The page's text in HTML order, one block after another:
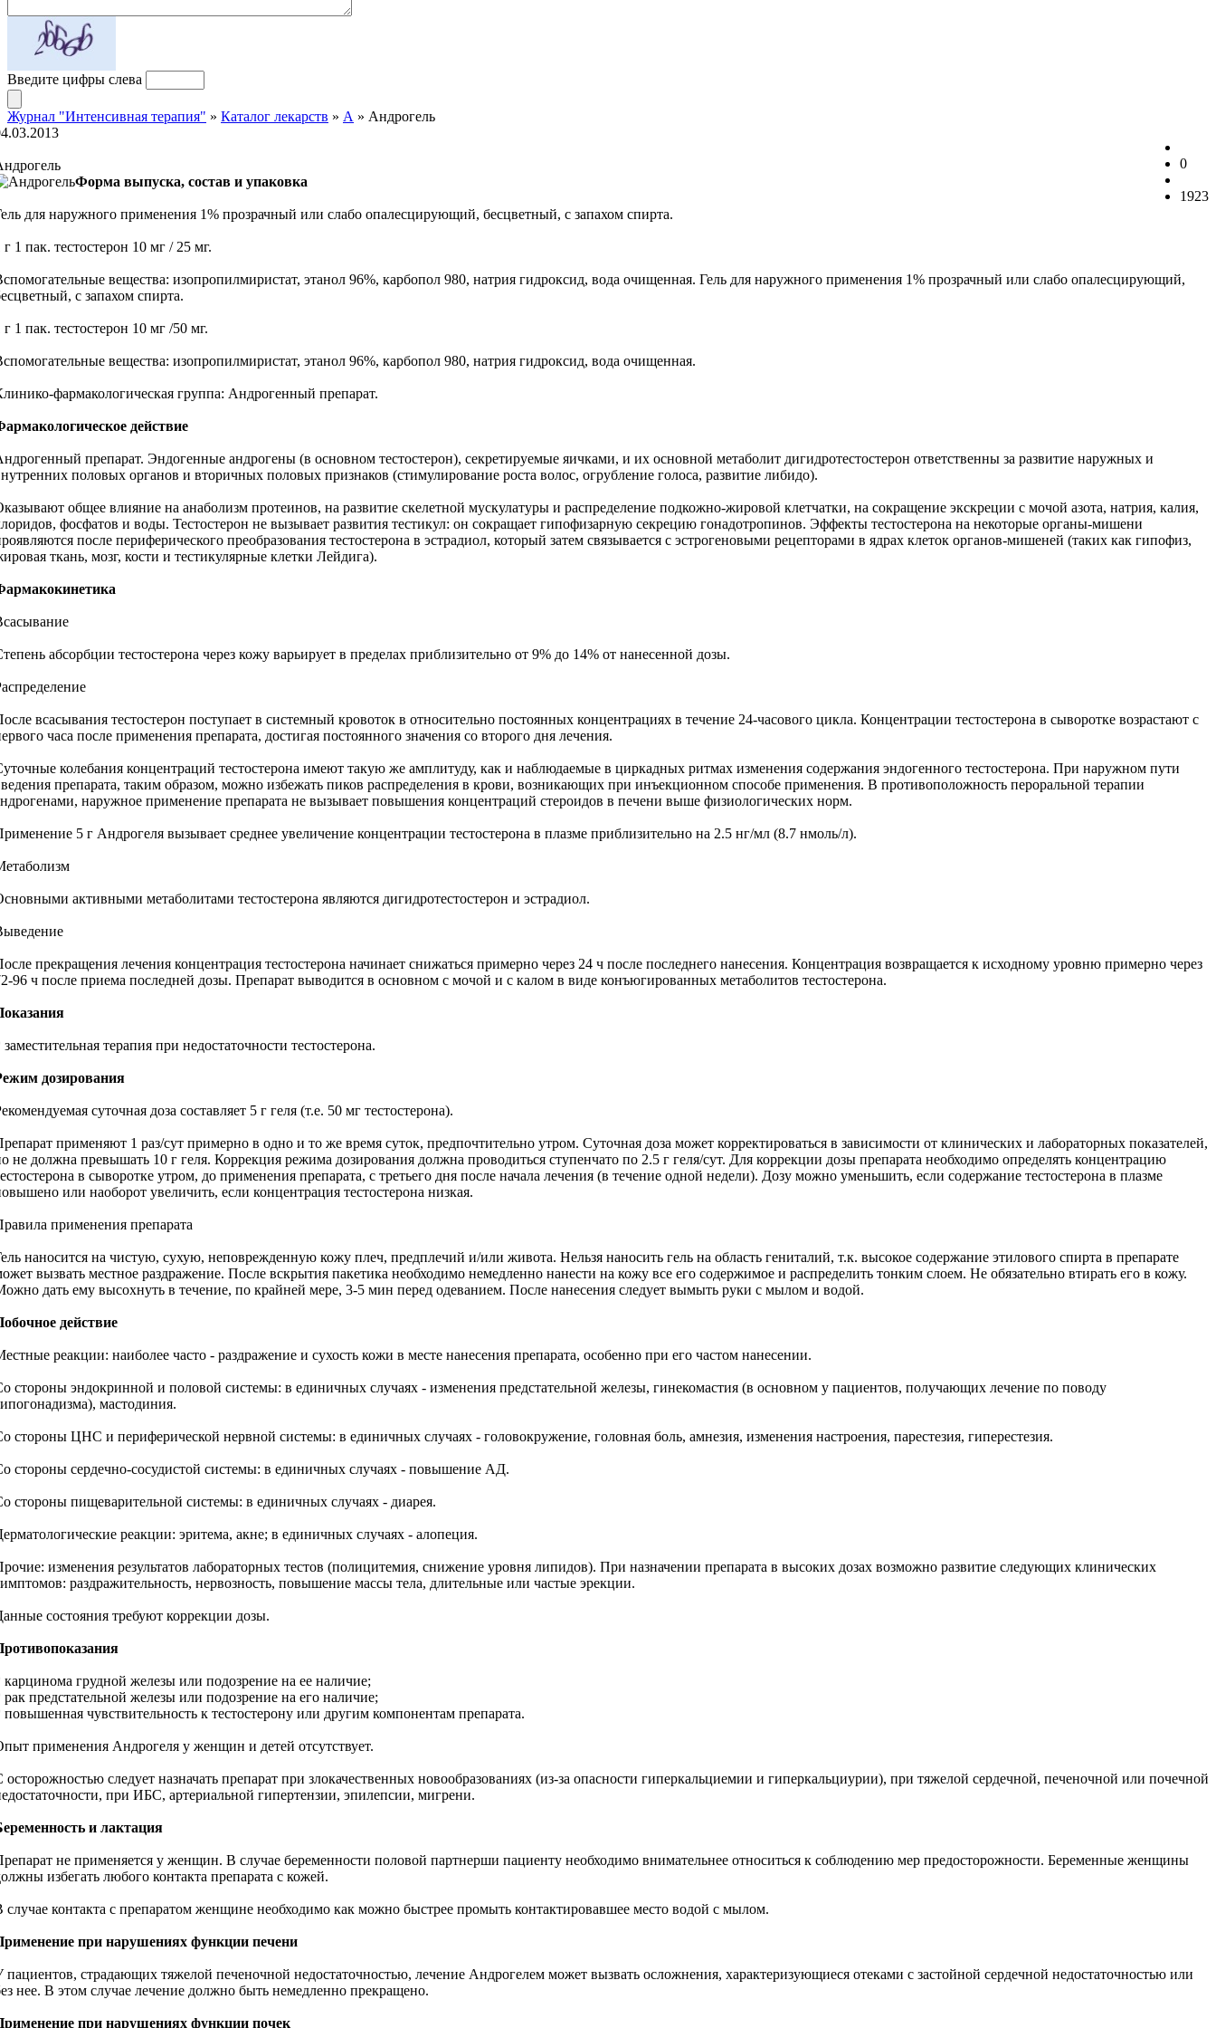
Введите цифры слева
Журнал "Интенсивная терапия" » Каталог лекарств » А » Андрогель
0
1923
Форма выпуска, состав и упаковка
для наружного применения 1% прозрачный или слабо опалесцирующий, бесцветный, с запахом спирта.
г 1 пак. тестостерон 10 мг / 25 мг.
вещества: изопропилмиристат, этанол 96%, карбопол 980, натрия гидроксид, вода очищенная. Гель для наружного применения 1% прозрачный или слабо опалесцирующий,
с запахом спирта.
г 1 пак. тестостерон 10 мг /50 мг.
вещества: изопропилмиристат, этанол 96%, карбопол 980, натрия гидроксид, вода очищенная.
фармакологическая группа: Андрогенный препарат.
действие
препарат. Эндогенные андрогены (в основном тестостерон), секретируемые яичками, и их основной метаболит дигидротестостерон ответственны за развитие наружных и
половых органов и вторичных половых признаков (стимулирование роста волос, огрубление голоса, развитие либидо).
общее влияние на анаболизм протеинов, на развитие скелетной мускулатуры и распределение подкожно-жировой клетчатки, на сокращение экскреции с мочой азота, натрия, калия,
фосфатов и воды. Тестостерон не вызывает развития тестикул: он сокращает гипофизарную секрецию гонадотропинов. Эффекты тестостерона на некоторые органы-мишени
после периферического преобразования тестостерона в эстрадиол, который затем связывается с эстрогеновыми рецепторами в ядрах клеток органов-мишеней (таких как гипофиз,
ткань, мозг, кости и тестикулярные клетки Лейдига).
абсорбции тестостерона через кожу варьирует в пределах приблизительно от 9% до 14% от нанесенной дозы.
всасывания тестостерон поступает в системный кровоток в относительно постоянных концентрациях в течение 24-часового цикла. Концентрации тестостерона в сыворотке возрастают с
часа после применения препарата, достигая постоянного значения со второго дня лечения.
колебания концентраций тестостерона имеют такую же амплитуду, как и наблюдаемые в циркадных ритмах изменения содержания эндогенного тестостерона. При наружном пути
препарата, таким образом, можно избежать пиков распределения в крови, возникающих при инъекционном способе применения. В противоположность пероральной терапии
наружное применение препарата не вызывает повышения концентраций стероидов в печени выше физиологических норм.
5 г Андрогеля вызывает среднее увеличение концентрации тестостерона в плазме приблизительно на 2.5 нг/мл (8.7 нмоль/л).
активными метаболитами тестостерона являются дигидротестостерон и эстрадиол.
прекращения лечения концентрация тестостерона начинает снижаться примерно через 24 ч после последнего нанесения. Концентрация возвращается к исходному уровню примерно через
96 ч после приема последней дозы. Препарат выводится в основном с мочой и с калом в виде конъюгированных метаболитов тестостерона.
терапия при недостаточности тестостерона.
дозирования
суточная доза составляет 5 г геля (т.е. 50 мг тестостерона).
применяют 1 раз/сут примерно в одно и то же время суток, предпочтительно утром. Суточная доза может корректироваться в зависимости от клинических и лабораторных показателей,
не должна превышать 10 г геля. Коррекция режима дозирования должна проводиться ступенчато по 2.5 г геля/сут. Для коррекции дозы препарата необходимо определять концентрацию
в сыворотке утром, до применения препарата, с третьего дня после начала лечения (в течение одной недели). Дозу можно уменьшить, если содержание тестостерона в плазме
или наоборот увеличить, если концентрация тестостерона низкая.
применения препарата
наносится на чистую, сухую, неповрежденную кожу плеч, предплечий и/или живота. Нельзя наносить гель на область гениталий, т.к. высокое содержание этилового спирта в препарате
вызвать местное раздражение. После вскрытия пакетика необходимо немедленно нанести на кожу все его содержимое и распределить тонким слоем. Не обязательно втирать его в кожу.
дать ему высохнуть в течение, по крайней мере, 3-5 мин перед одеванием. После нанесения следует вымыть руки с мылом и водой.
действие
реакции: наиболее часто - раздражение и сухость кожи в месте нанесения препарата, особенно при его частом нанесении.
стороны эндокринной и половой системы: в единичных случаях - изменения предстательной железы, гинекомастия (в основном у пациентов, получающих лечение по поводу
мастодиния.
стороны ЦНС и периферической нервной системы: в единичных случаях - головокружение, головная боль, амнезия, изменения настроения, парестезия, гиперестезия.
стороны сердечно-сосудистой системы: в единичных случаях - повышение АД.
стороны пищеварительной системы: в единичных случаях - диарея.
реакции: эритема, акне; в единичных случаях - алопеция.
изменения результатов лабораторных тестов (полицитемия, снижение уровня липидов). При назначении препарата в высоких дозах возможно развитие следующих клинических
раздражительность, нервозность, повышение массы тела, длительные или частые эрекции.
состояния требуют коррекции дозы.
карцинома грудной железы или подозрение на ее наличие;
предстательной железы или подозрение на его наличие;
чувствительность к тестостерону или другим компонентам препарата.
применения Андрогеля у женщин и детей отсутствует.
осторожностью следует назначать препарат при злокачественных новообразованиях (из-за опасности гиперкальциемии и гиперкальциурии), при тяжелой сердечной, печеночной или почечной
при ИБС, артериальной гипертензии, эпилепсии, мигрени.
и лактация
не применяется у женщин. В случае беременности половой партнерши пациенту необходимо внимательнее относиться к соблюдению мер предосторожности. Беременные женщины
избегать любого контакта препарата с кожей.
случае контакта с препаратом женщине необходимо как можно быстрее промыть контактировавшее место водой с мылом.
при нарушениях функции печени
пациентов, страдающих тяжелой печеночной недостаточностью, лечение Андрогелем может вызвать осложнения, характеризующиеся отеками с застойной сердечной недостаточностью или
нее. В этом случае лечение должно быть немедленно прекращено.
при нарушениях функции почек